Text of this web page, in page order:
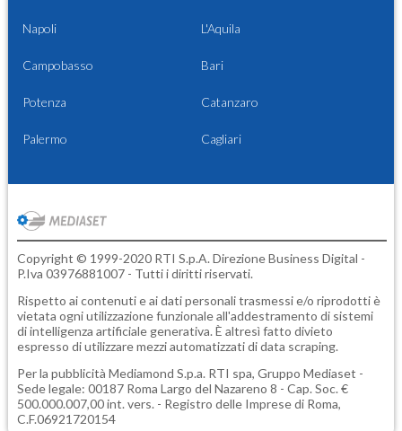
Napoli L'Aquila
Campobasso Bari
Potenza Catanzaro
Palermo Cagliari
Copyright © 1999-2020 RTI S.p.A. Direzione Business Digital -
P.Iva 03976881007 - Tutti i diritti riservati.
Rispetto ai contenuti e ai dati personali trasmessi e/o riprodotti è
vietata ogni utilizzazione funzionale all'addestramento di sistemi
di intelligenza artificiale generativa. È altresì fatto divieto
espresso di utilizzare mezzi automatizzati di data scraping.
Per la pubblicità Mediamond S.p.a. RTI spa, Gruppo Mediaset -
Sede legale: 00187 Roma Largo del Nazareno 8 - Cap. Soc. €
500.000.007,00 int. vers. - Registro delle Imprese di Roma,
C.F.06921720154